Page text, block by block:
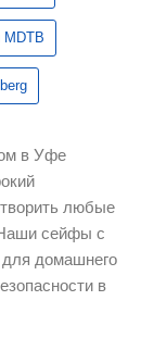
в Уфе
любые
Наши сейфы с
домашнего
в